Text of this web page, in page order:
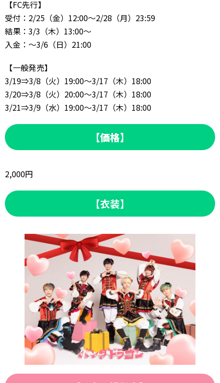
【FC先行】
受付：2/25（金）12:00～2/28（月）23:59
結果：3/3（木）13:00～
入金：～3/6（日）21:00
【一般発売】
3/19⇒3/8（火）19:00～3/17（木）18:00
3/20⇒3/8（火）20:00～3/17（木）18:00
3/21⇒3/9（水）19:00～3/17（木）18:00
【価格】
2,000円
【衣装】